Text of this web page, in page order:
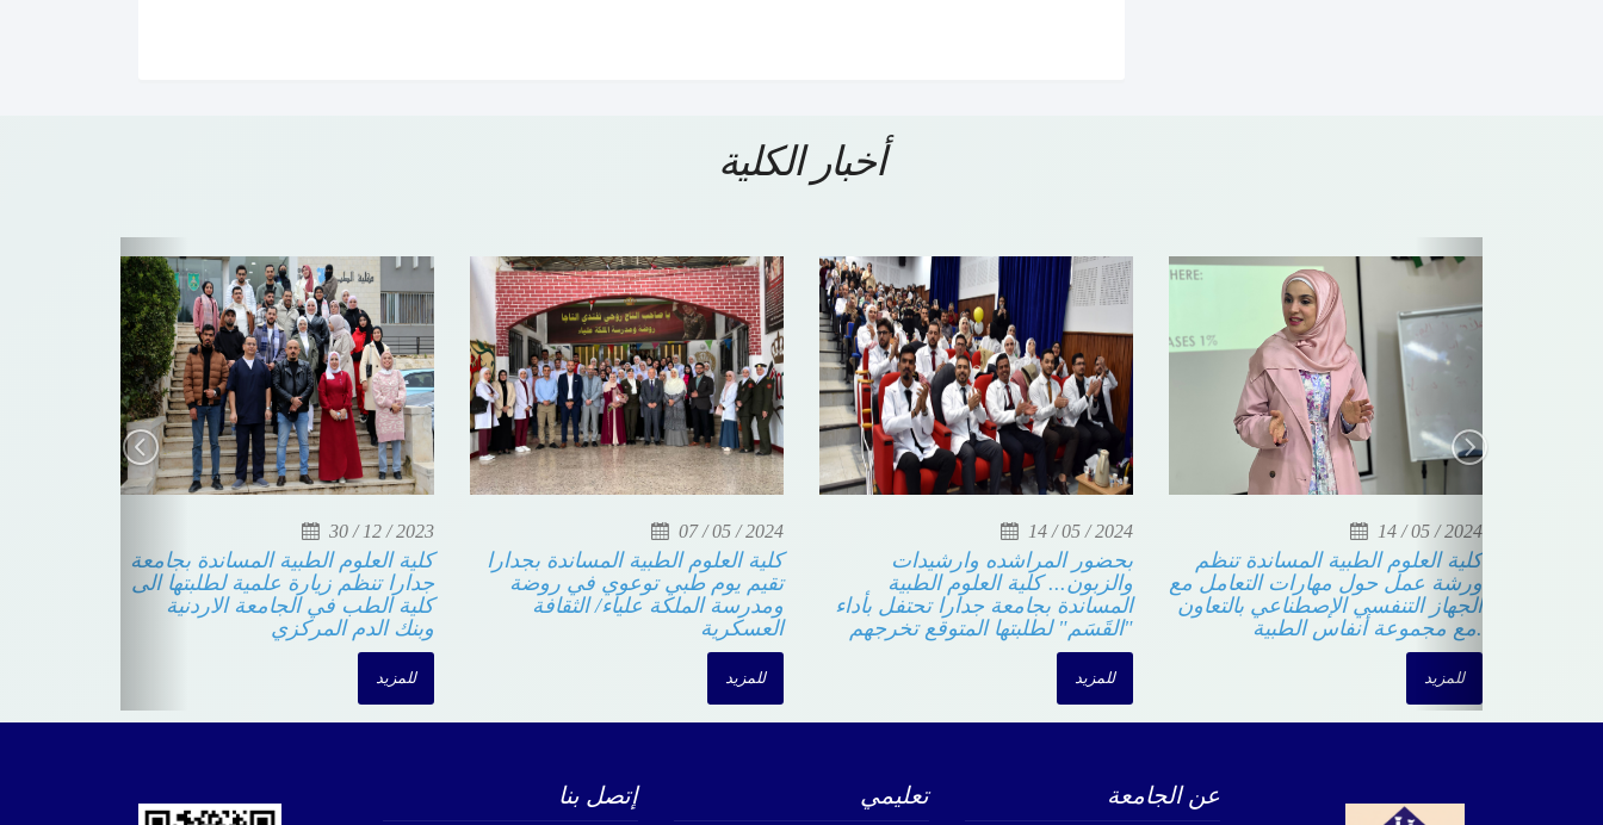
أخبار الكلية
30 / 12 / 2023
كلية العلوم الطبية المساندة بجامعة
جدارا تنظم زيارة علمية لطلبتها الى
كلية الطب في الجامعة الاردنية
وبنك الدم المركزي
للمزيد
07 / 05 / 2024
كلية العلوم الطبية المساندة بجدارا
تقيم يوم طبي توعوي في روضة
ومدرسة الملكة علياء/ الثقافة
العسكرية
للمزيد
14 / 05 / 2024
بحضور المراشده وارشيدات
والزبون... كلية العلوم الطبية
المساندة بجامعة جدارا تحتفل بأداء
"القَسَم" لطلبتها المتوقع تخرجهم
للمزيد
14 / 05 / 2024
كلية العلوم الطبية المساندة تنظم
ورشة عمل حول مهارات التعامل مع
الجهاز التنفسي الإصطناعي بالتعاون
مع مجموعة أنفاس الطبية.
للمزيد
Previous Next
إتصل بنا تعليمي عن الجامعة